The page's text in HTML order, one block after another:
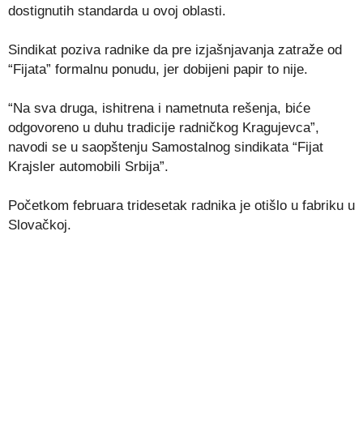
dostignutih standarda u ovoj oblasti.
Sindikat poziva radnike da pre izjašnjavanja zatraže od
“Fijata” formalnu ponudu, jer dobijeni papir to nije.
“Na sva druga, ishitrena i nametnuta rešenja, biće
odgovoreno u duhu tradicije radničkog Kragujevca”,
navodi se u saopštenju Samostalnog sindikata “Fijat
Krajsler automobili Srbija”.
Početkom februara tridesetak radnika je otišlo u fabriku u
Slovačkoj.